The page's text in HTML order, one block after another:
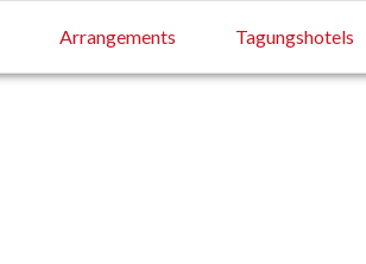
Arrangements Tagungshotels